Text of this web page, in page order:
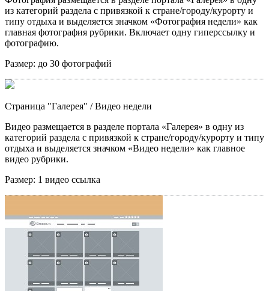
из категорий раздела с привязкой к стране/городу/курорту и
типу отдыха и выделяется значком «Фотография недели» как
главная фотография рубрики. Включает одну гиперссылку и
фотографию.
Размер: до 30 фотографий
Страница "Галерея" / Видео недели
Видео размещается в разделе портала «Галерея» в одну из
категорий раздела с привязкой к стране/городу/курорту и типу
отдыха и выделяется значком «Видео недели» как главное
видео рубрики.
Размер: 1 видео ссылка